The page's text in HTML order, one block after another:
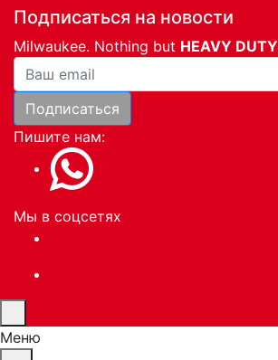
Подписаться на новости
Milwaukee. Nothing but HEAVY DUTY
Ваша почта
Подписаться
Пишите нам:
Мы в соцсетях
Меню